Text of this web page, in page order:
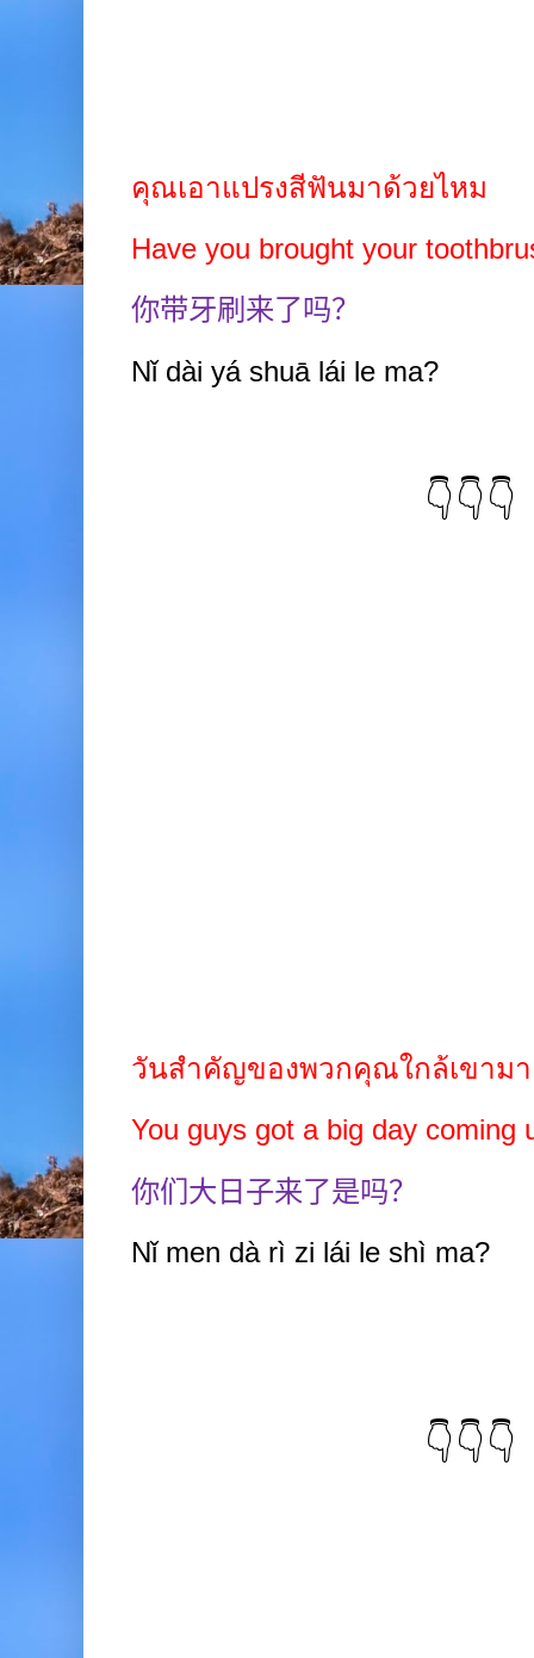
คุณเอาแปรงสีฟันมาด้วยไหม
Have you brought your
你带牙刷来了吗？
Nǐ dài yá shuā lái le ma?
👇👇👇
วันสำคัญของพวกคุณใกล้เขาม
You guys got a big day coming
你们大日子来了是吗？
Nǐ men dà rì zi lái le shì ma?
👇👇👇